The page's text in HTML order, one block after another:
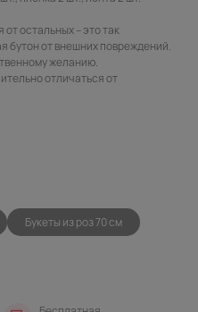
остальных – это так
от внешних повреждений.
желанию.
отличаться от
Букеты из роз 70 см